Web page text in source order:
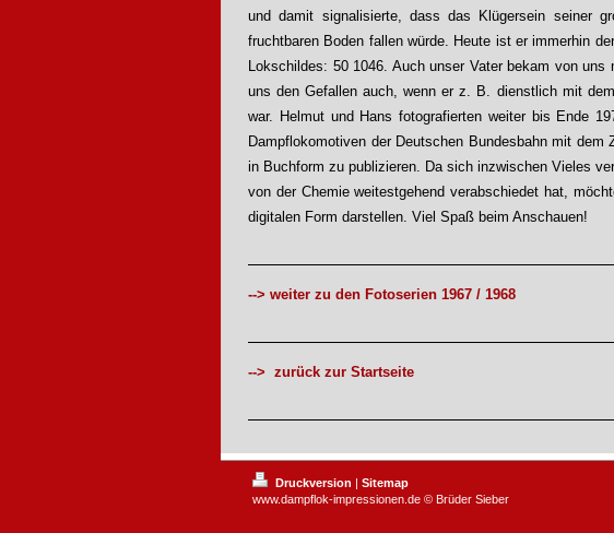
und damit signalisierte, dass das Klügersein seiner
fruchtbaren Boden fallen würde. Heute ist er immerhin
Lokschildes: 50 1046. Auch unser Vater bekam von uns
uns den Gefallen auch, wenn er z. B. dienstlich mit
war. Helmut und Hans fotografierten weiter bis Ende
Dampflokomotiven der Deutschen Bundesbahn mit dem
in Buchform zu publizieren. Da sich inzwischen Vieles
von der Chemie weitestgehend verabschiedet hat,
digitalen Form darstellen. Viel Spaß beim Anschauen!
--> weiter zu den Fotoserien 1967 / 1968
--> zurück zur Startseite
Druckversion | Sitemap
www.dampflok-impressionen.de © Brüder Sieber